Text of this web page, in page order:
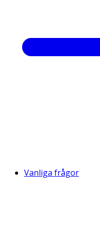
Vanliga frågor